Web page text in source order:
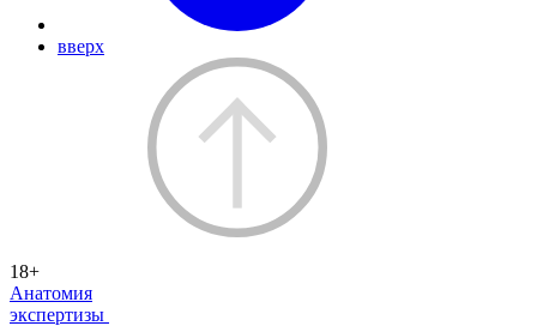
вверх
18+
Анатомия
экспертизы